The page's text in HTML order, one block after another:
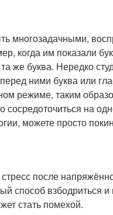
многозадачными,
когда им показали
же буква. Нередко
ними буква или
режиме, таким
на
можете просто
после
способ
стать помехой.